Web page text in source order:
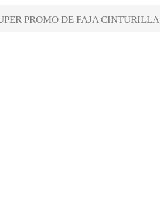
PROMO DE FAJA CINTURILLA